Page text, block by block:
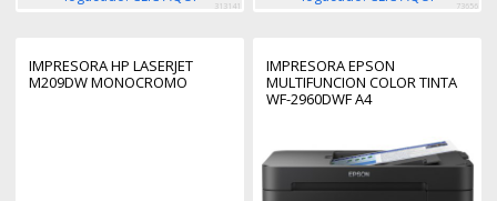
313141 73656
IMPRESORA HP LASERJET
M209DW MONOCROMO
IMPRESORA EPSON
MULTIFUNCION COLOR TINTA
WF-2960DWF A4